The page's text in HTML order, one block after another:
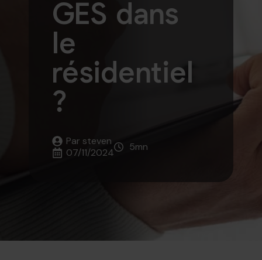
GES dans
le
résidentiel
?
Par steven
07/11/2024
5mn